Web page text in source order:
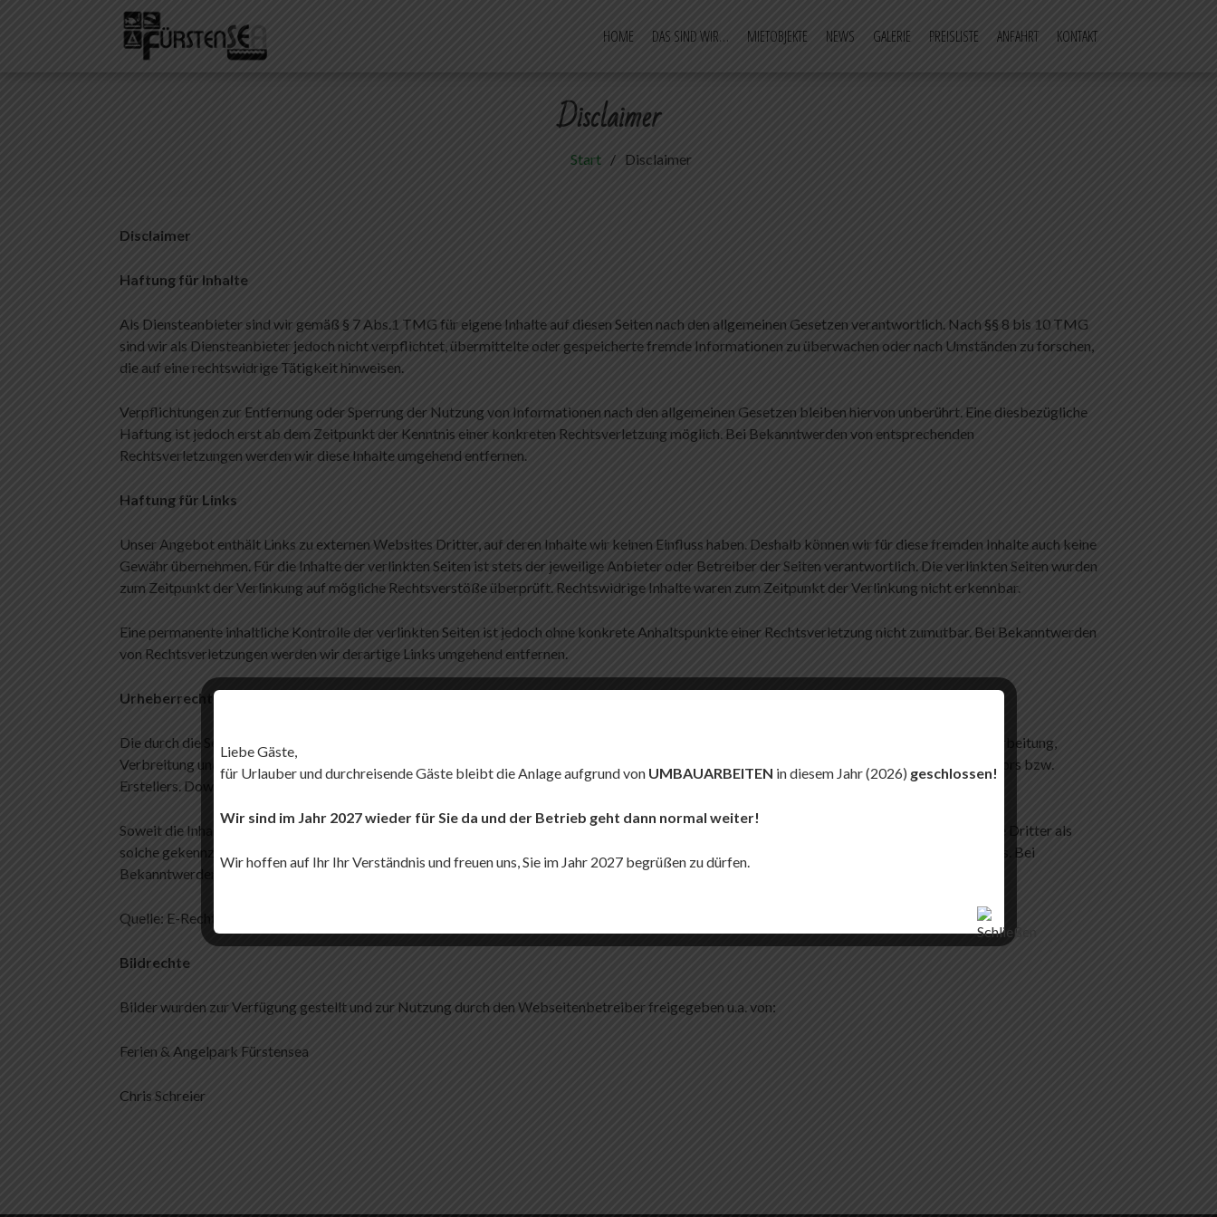
HOME DAS SIND WIR… MIETOBJEKTE NEWS GALERIE PREISLISTE ANFAHRT KONTAKT
Disclaimer
Start Disclaimer
Disclaimer
Haftung für Inhalte
Als Diensteanbieter sind wir gemäß § 7 Abs.1 TMG für eigene Inhalte auf diesen Seiten nach den allgemeinen Gesetzen verantwortlich. Nach §§ 8 bis 10 TMG
sind wir als Diensteanbieter jedoch nicht verpflichtet, übermittelte oder gespeicherte fremde Informationen zu überwachen oder nach Umständen zu forschen,
die auf eine rechtswidrige Tätigkeit hinweisen.
Verpflichtungen zur Entfernung oder Sperrung der Nutzung von Informationen nach den allgemeinen Gesetzen bleiben hiervon unberührt. Eine diesbezügliche
Haftung ist jedoch erst ab dem Zeitpunkt der Kenntnis einer konkreten Rechtsverletzung möglich. Bei Bekanntwerden von entsprechenden
Rechtsverletzungen werden wir diese Inhalte umgehend entfernen.
Haftung für Links
Unser Angebot enthält Links zu externen Websites Dritter, auf deren Inhalte wir keinen Einfluss haben. Deshalb können wir für diese fremden Inhalte auch keine
Gewähr übernehmen. Für die Inhalte der verlinkten Seiten ist stets der jeweilige Anbieter oder Betreiber der Seiten verantwortlich. Die verlinkten Seiten wurden
zum Zeitpunkt der Verlinkung auf mögliche Rechtsverstöße überprüft. Rechtswidrige Inhalte waren zum Zeitpunkt der Verlinkung nicht erkennbar.
Eine permanente inhaltliche Kontrolle der verlinkten Seiten ist jedoch ohne konkrete Anhaltspunkte einer Rechtsverletzung nicht zumutbar. Bei Bekanntwerden
von Rechtsverletzungen werden wir derartige Links umgehend entfernen.
Urheberrecht
Die durch die Seitenbetreiber erstellten Inhalte und Werke auf diesen Seiten unterliegen dem deutschen Urheberrecht. Die Vervielfältigung, Bearbeitung,
Verbreitung und jede Art der Verwertung außerhalb der Grenzen des Urheberrechtes bedürfen der schriftlichen Zustimmung des jeweiligen Autors bzw.
Erstellers. Downloads und Kopien dieser Seite sind nur für den privaten, nicht kommerziellen Gebrauch gestattet.
Soweit die Inhalte auf dieser Seite nicht vom Betreiber erstellt wurden, werden die Urheberrechte Dritter beachtet. Insbesondere werden Inhalte Dritter als
solche gekennzeichnet. Sollten Sie trotzdem auf eine Urheberrechtsverletzung aufmerksam werden, bitten wir um einen entsprechenden Hinweis. Bei
Bekanntwerden von Rechtsverletzungen werden wir derartige Inhalte umgehend entfernen.
Quelle: E-Recht 24
Bildrechte
Bilder wurden zur Verfügung gestellt und zur Nutzung durch den Webseitenbetreiber freigegeben u.a. von:
Ferien & Angelpark Fürstensea
Chris Schreier
Liebe Gäste,
für Urlauber und durchreisende Gäste bleibt die Anlage aufgrund von UMBAUARBEITEN in diesem Jahr (2026) geschlossen!
Wir sind im Jahr 2027 wieder für Sie da und der Betrieb geht dann normal weiter!
Wir hoffen auf Ihr Ihr Verständnis und freuen uns, Sie im Jahr 2027 begrüßen zu dürfen.